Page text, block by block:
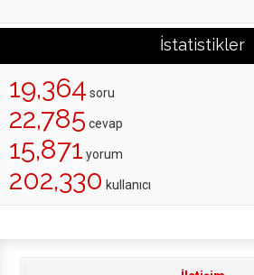
İstatistikler
19,364 soru
22,785 cevap
15,871 yorum
202,330 kullanıcı